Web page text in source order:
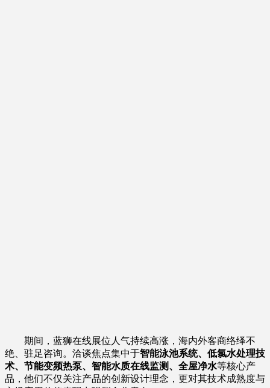
期间，蓝狮在线展位人气持续高涨，海内外客商络绎不
绝、驻足咨询。洽谈焦点集中于智能泳池系统、低氯水处理技
术、节能变频热泵、智能水质在线监测、全屋净水等核心产
品，他们不仅关注产品的创新设计理念，更对其技术成熟度与